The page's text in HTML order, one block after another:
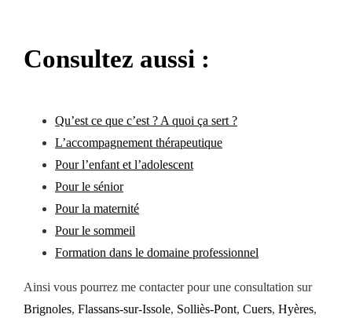
Consultez aussi :
Qu’est ce que c’est ? A quoi ça sert ?
L’accompagnement thérapeutique
Pour l’enfant et l’adolescent
Pour le sénior
Pour la maternité
Pour le sommeil
Formation dans le domaine professionnel
Ainsi vous pourrez me contacter pour une consultation sur
Brignoles, Flassans-sur-Issole, Solliès-Pont, Cuers, Hyères,